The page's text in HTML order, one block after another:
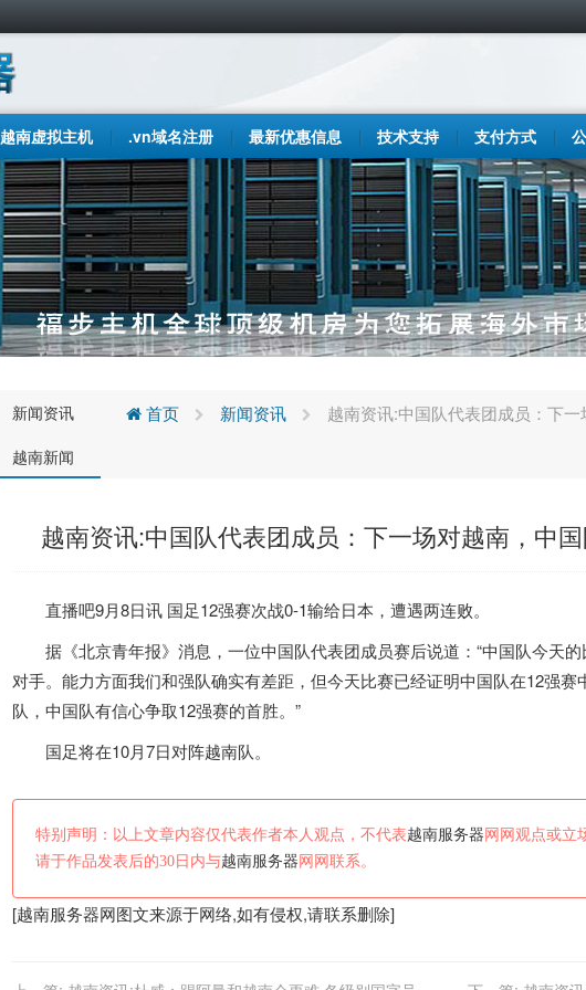
越南虚拟主机 .vn域名注册 最新优惠信息 技术支持 支付方式
新闻资讯
越南新闻
首页 新闻资讯 越南资讯:中国队代表团成员：下
越南资讯:中国队代表团成员：下一场对越南，中
直播吧9月8日讯 国足12强赛次战0-1输给日本，遭遇两连败。
据《北京青年报》消息，一位中国队代表团成员赛后说道：“中国队今天的
对手。能力方面我们和强队确实有差距，但今天比赛已经证明中国队在12强
队，中国队有信心争取12强赛的首胜。”
国足将在10月7日对阵越南队。
特别声明：以上文章内容仅代表作者本人观点，不代表越南服务器 网网观点或立
请于作品发表后的30日内与越南服务器 网网联系。
[越南服务器网图文来源于网络,如有侵权,请联系删除]